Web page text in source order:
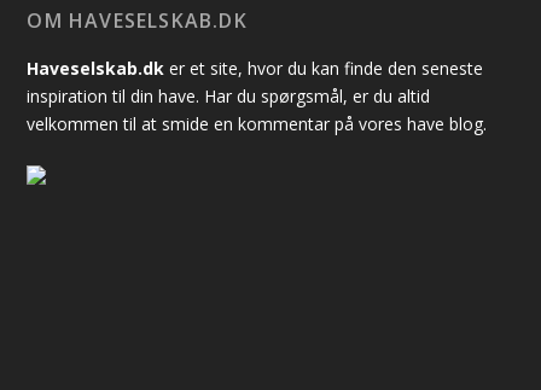
OM HAVESELSKAB.DK
Haveselskab.dk er et site, hvor du kan finde den seneste
inspiration til din have. Har du spørgsmål, er du altid
velkommen til at smide en kommentar på vores have blog.